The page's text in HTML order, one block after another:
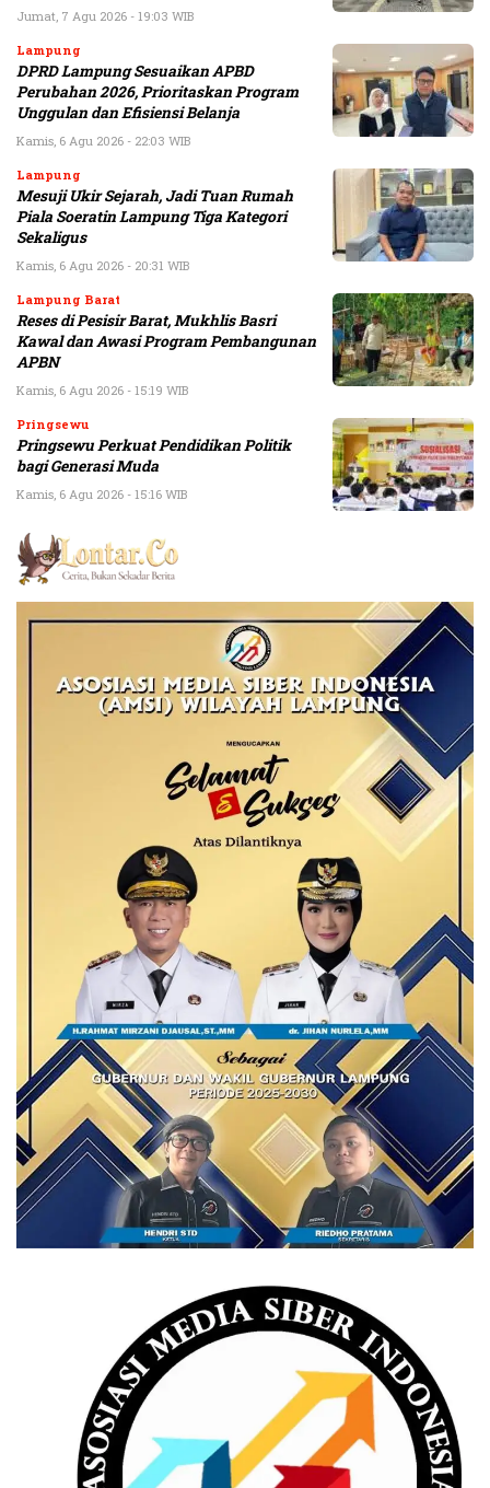
Jumat, 7 Agu 2026 - 19:03 WIB
Lampung
DPRD Lampung Sesuaikan APBD
Perubahan 2026, Prioritaskan Program
Unggulan dan Efisiensi Belanja
Kamis, 6 Agu 2026 - 22:03 WIB
Lampung
Mesuji Ukir Sejarah, Jadi Tuan Rumah
Piala Soeratin Lampung Tiga Kategori
Sekaligus
Kamis, 6 Agu 2026 - 20:31 WIB
Lampung Barat
Reses di Pesisir Barat, Mukhlis Basri
Kawal dan Awasi Program Pembangunan
APBN
Kamis, 6 Agu 2026 - 15:19 WIB
Pringsewu
Pringsewu Perkuat Pendidikan Politik
bagi Generasi Muda
Kamis, 6 Agu 2026 - 15:16 WIB